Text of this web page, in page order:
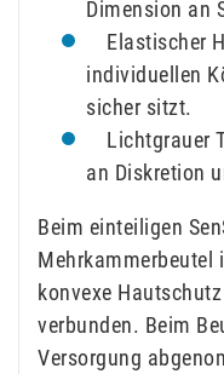
Dimension an
Elastischer
individuellen
sicher sitzt.
Lichtgrauer
an Diskretion
Beim einteiligen
Mehrkammerbeutel
konvexe
verbunden. Beim
Versorgung